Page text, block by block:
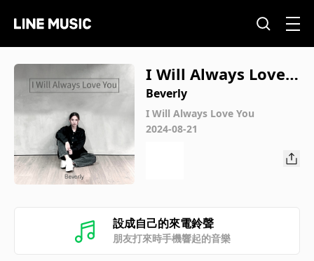
I Will Always Love Y
ou
Beverly
I Will Always Love You
2024-08-21
設成自己的來電鈴聲
朋友打來時手機響起的音樂